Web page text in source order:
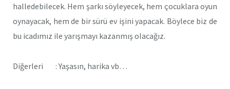
halledebilecek. Hem şarkı söyleyecek, hem çocuklara oyun
oynayacak, hem de bir sürü ev işini yapacak. Böylece biz de
bu icadımız ile yarışmayı kazanmış olacağız.
Diğerleri : Yaşasın, harika vb…